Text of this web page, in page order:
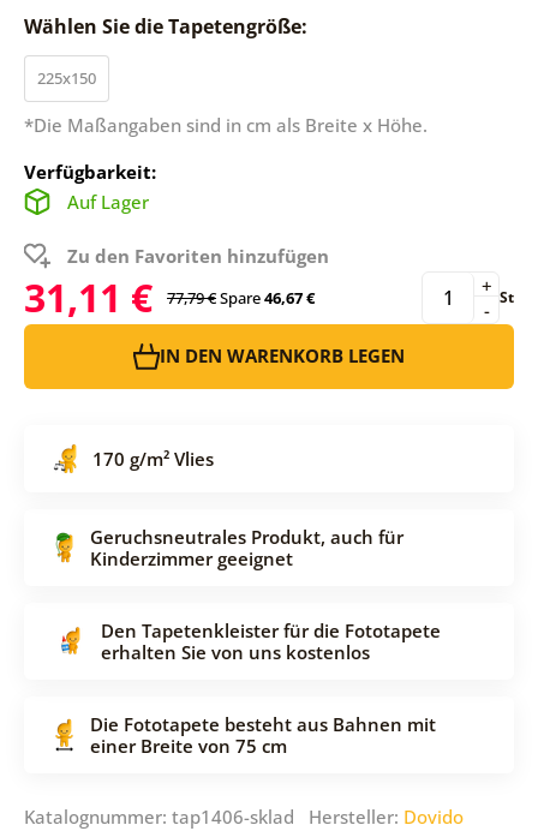
Wählen Sie die Tapetengröße:
225x150
*Die Maßangaben sind in cm als Breite x Höhe.
Verfügbarkeit:
Auf Lager
Zu den Favoriten hinzufügen
31,11 € 77,79 €Spare46,67 € -
+ St
IN DEN WARENKORB LEGEN
170 g/m² Vlies
Geruchsneutrales Produkt, auch für
Kinderzimmer geeignet
Den Tapetenkleister für die Fototapete
erhalten Sie von uns kostenlos
Die Fototapete besteht aus Bahnen mit
einer Breite von 75 cm
Katalognummer: tap1406-sklad Hersteller: Dovido